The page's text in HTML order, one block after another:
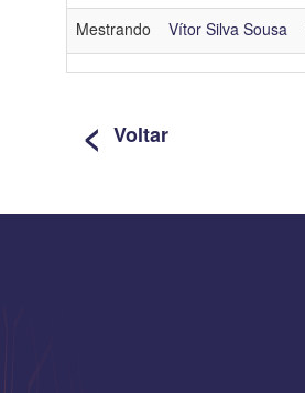
Mestrando Vítor Silva Sousa
< Voltar